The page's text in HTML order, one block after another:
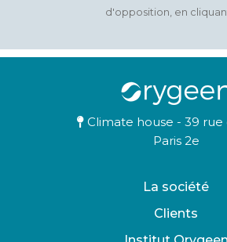
d'opposition, en
Climate house - 39 rue
Paris 2e
La société
Clients